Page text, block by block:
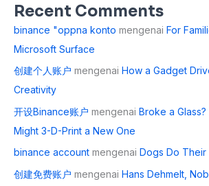
Recent Comments
binance "oppna konto mengenai For
Microsoft Surface
创建个人账户 mengenai How a Gadget
Creativity
开设Binance账户 mengenai Broke a
Might 3-D-Print a New One
binance account mengenai Dogs Do
创建免费账户 mengenai Hans Dehmelt,